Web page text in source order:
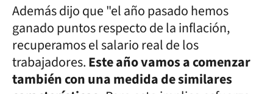
Además dijo que "el año pasado hemos
ganado puntos respecto de la inflación,
recuperamos el salario real de los
trabajadores.Este año vamos a comenzar
también con una medida de similares